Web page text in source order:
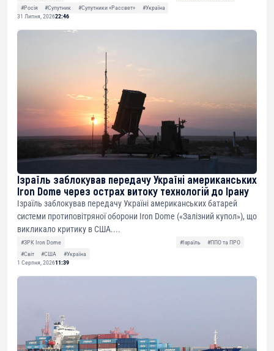
#Росія
#Супутник #Супутники «Рассвет»
#Україна
31 Липня, 202622:46
Ізраїль заблокував передачу Україні американських
Iron Dome через острах витоку технологій до Ірану
Ізраїль заблокував передачу Україні американських батарей
системи протиповітряної оборони Iron Dome («Залізний купол»), що
викликало критику в США....
#ЗРК Iron Dome #Ізраїль
#ППО та ПРО
#Світ
#США
#Україна
1 Серпня, 202611:39